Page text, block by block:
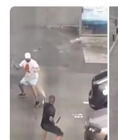
Adaugă aici
textul pentru
textul pentru
textul